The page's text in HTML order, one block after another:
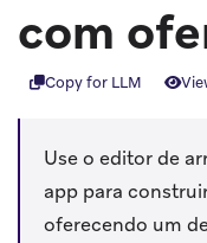
com
Copy for LLM
Use o editor de
app para
oferecendo um